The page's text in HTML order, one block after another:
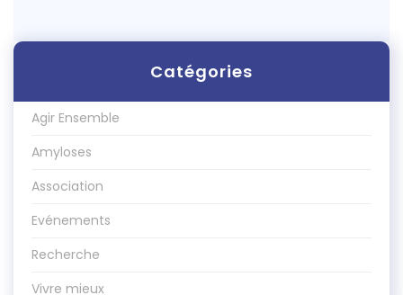
Catégories
Agir Ensemble
Amyloses
Association
Evénements
Recherche
Vivre mieux